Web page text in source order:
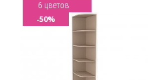
6 цветов
-50%